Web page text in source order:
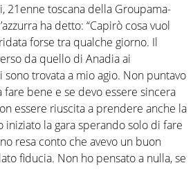
21enne toscana della Groupama-
ha detto: “Capirò cosa vuol
forse tra qualche giorno. Il
da quello di Anadia ai
trovata a mio agio. Non puntavo
fare bene e se devo essere sincera
essere riuscita a prendere anche la
iniziato la gara sperando solo di fare
resa conto che avevo un buon
fiducia. Non ho pensato a nulla, se